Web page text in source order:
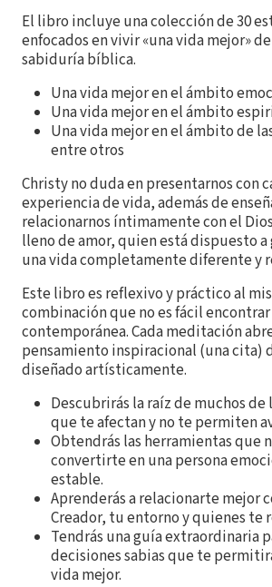
El libro incluye una colección de 30
enfocados en vivir «una vida mejor»
sabiduría bíblica.
Una vida mejor en el ámbito
Una vida mejor en el ámbito
Una vida mejor en el ámbito de
entre otros
Christy no duda en presentarnos con
experiencia de vida, además de
relacionarnos íntimamente con el
lleno de amor, quien está dispuesto a
una vida completamente diferente y
Este libro es reflexivo y práctico al
combinación que no es fácil
contemporánea. Cada meditación
pensamiento inspiracional (una cita)
diseñado artísticamente.
Descubrirás la raíz de muchos
que te afectan y no te permiten
Obtendrás las herramientas que
convertirte en una persona
estable.
Aprenderás a relacionarte mejor
Creador, tu entorno y quienes te
Tendrás una guía extraordinaria
decisiones sabias que te
vida mejor.